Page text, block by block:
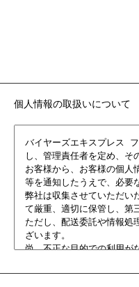
個人情報の取扱いについて